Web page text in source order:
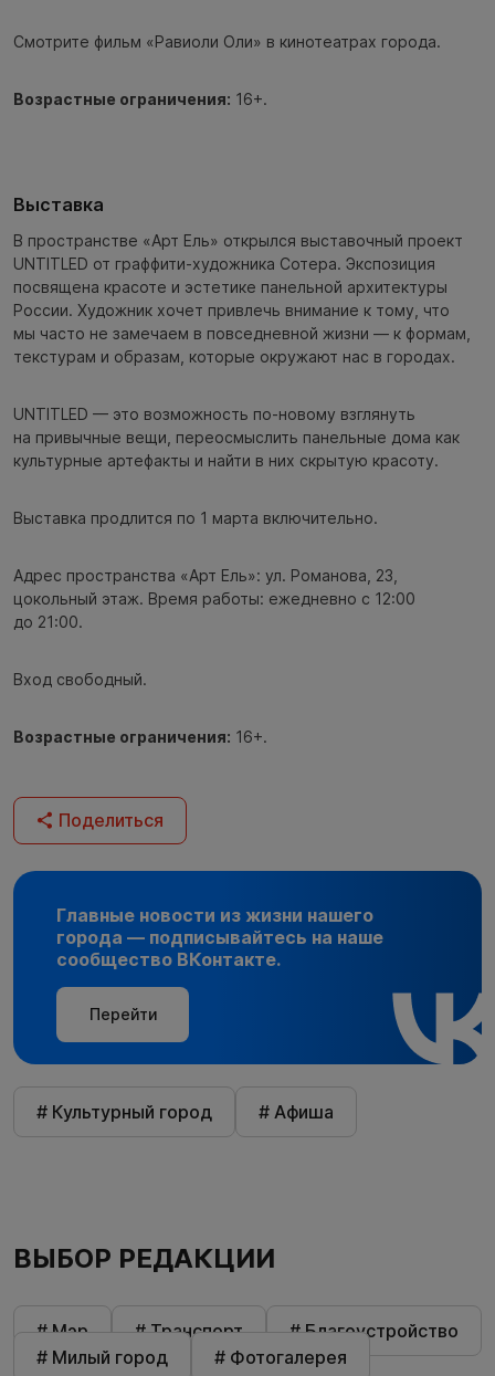
Смотрите фильм «Равиоли Оли» в кинотеатрах города.
Возрастные ограничения: 16+.
Выставка
В пространстве «Арт Ель» открылся выставочный проект
UNTITLED от граффити-художника Сотера. Экспозиция
посвящена красоте и эстетике панельной архитектуры
России. Художник хочет привлечь внимание к тому, что
мы часто не замечаем в повседневной жизни — к формам,
текстурам и образам, которые окружают нас в городах.
UNTITLED — это возможность по-новому взглянуть
на привычные вещи, переосмыслить панельные дома как
культурные артефакты и найти в них скрытую красоту.
Выставка продлится по 1 марта включительно.
Адрес пространства «Арт Ель»: ул. Романова, 23,
цокольный этаж. Время работы: ежедневно с 12:00
до 21:00.
Вход свободный.
Возрастные ограничения: 16+.
Поделиться
Главные новости из жизни нашего
города — подписывайтесь на наше
сообщество ВКонтакте.
Перейти
# Культурный город # Афиша
ВЫБОР РЕДАКЦИИ
# Мэр # Транспорт
# Благоустройство
# Милый город
# Фотогалерея